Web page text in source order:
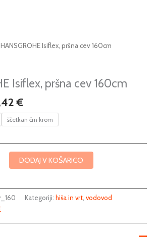
Isiflex, pršna cev 160cm
Isiflex, pršna cev 160cm
€
Cenovni
26,12 €
do
ščetkan črn krom
DODAJ V KOŠARICO
Kategoriji: hiša in vrt vodovod